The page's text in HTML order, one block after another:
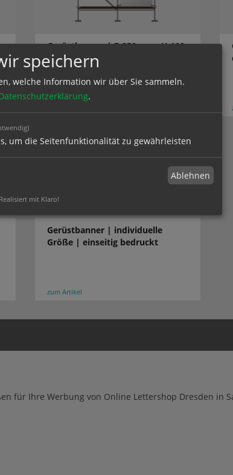
Gerüstbanner | B 250 cm x H 100
cm | einseitig bedruckt
Gerüstbanner | individuelle
Größe | einseitig bedruckt
zum Artikel
für Ihre Werbung von Online Lettershop Dresden in
speichern
welche Information wir über Sie sammeln.
.
um die Seitenfunktionalität zu gewährleisten
Ablehnen
Realisiert mit Klaro!